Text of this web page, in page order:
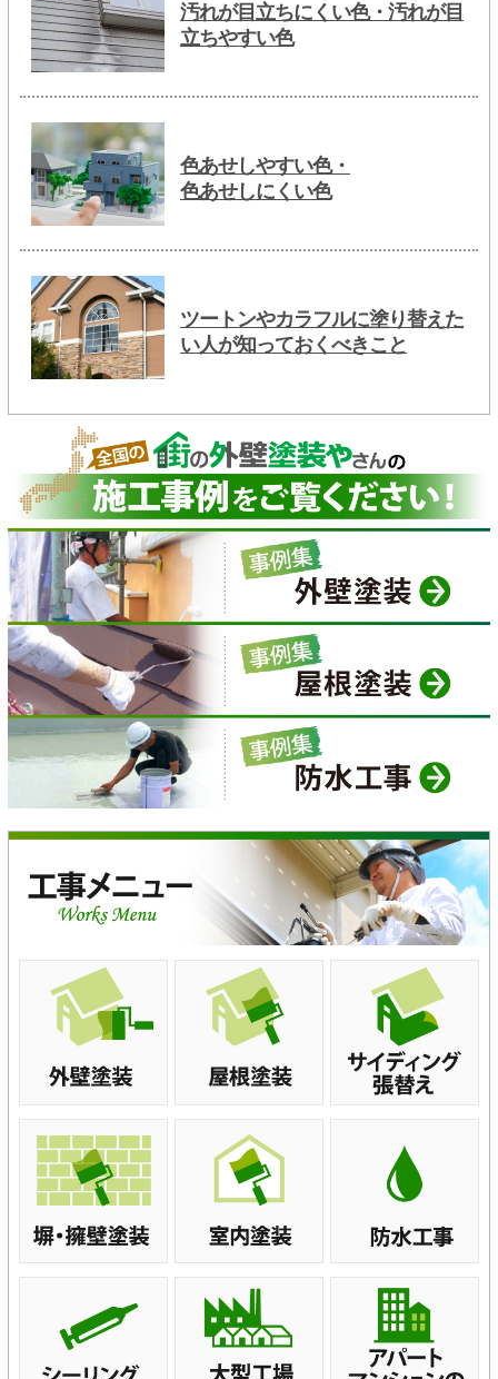
汚れが目立ちにくい色・汚れが目
立ちやすい色
色あせしやすい色・
色あせしにくい色
ツートンやカラフルに塗り替えた
い人が知っておくべきこと